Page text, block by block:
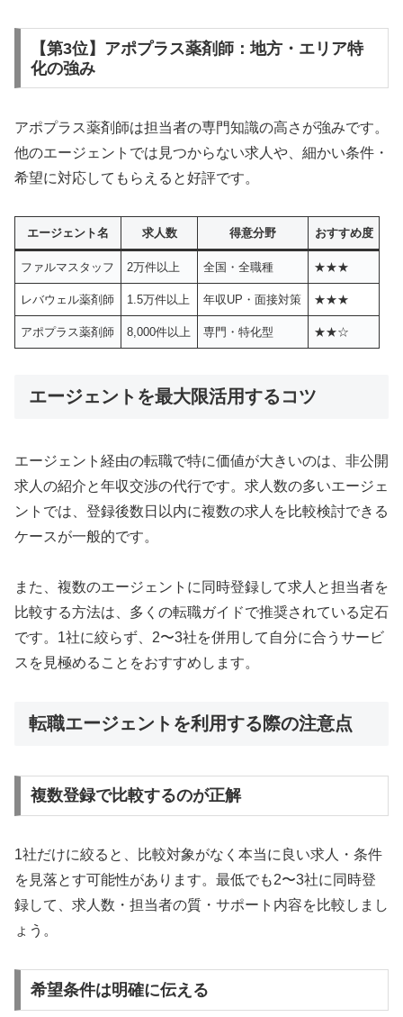
【第3位】アポプラス薬剤師：地方・エリア特
化の強み
アポプラス薬剤師は担当者の専門知識の高さが強みです。
他のエージェントでは見つからない求人や、細かい条件・
希望に対応してもらえると好評です。
エージェント名 求人数 得意分野 おすすめ度
ファルマスタッフ 2万件以上 全国・全職種 ★★★
レバウェル薬剤師 1.5万件以上 年収UP・面接対策 ★★★
アポプラス薬剤師 8,000件以上 専門・特化型 ★★☆
エージェントを最大限活用するコツ
エージェント経由の転職で特に価値が大きいのは、非公開
求人の紹介と年収交渉の代行です。求人数の多いエージェ
ントでは、登録後数日以内に複数の求人を比較検討できる
ケースが一般的です。
また、複数のエージェントに同時登録して求人と担当者を
比較する方法は、多くの転職ガイドで推奨されている定石
です。1社に絞らず、2〜3社を併用して自分に合うサービ
スを見極めることをおすすめします。
転職エージェントを利用する際の注意点
複数登録で比較するのが正解
1社だけに絞ると、比較対象がなく本当に良い求人・条件
を見落とす可能性があります。最低でも2〜3社に同時登
録して、求人数・担当者の質・サポート内容を比較しまし
ょう。
希望条件は明確に伝える